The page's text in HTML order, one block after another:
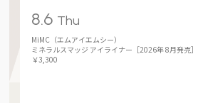
8.6 Thu
MiMC（エムアイエムシー）
ミネラルスマッジ アイライナー［2026年 8月発売］
￥3,300